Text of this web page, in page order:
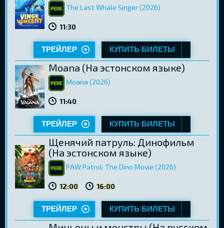
The Last Whale Singer (2026)
11:30
ТРЕЙЛЕР КУПИТЬ БИЛЕТЫ
Moana (Hа эстонском языке)
Moana (2026)
11:40
ТРЕЙЛЕР КУПИТЬ БИЛЕТЫ
Щенячий патруль: Динофильм
(Hа эстонском языке)
PAW Patrol: The Dino Movie (2026)
12:00 16:00
ТРЕЙЛЕР КУПИТЬ БИЛЕТЫ